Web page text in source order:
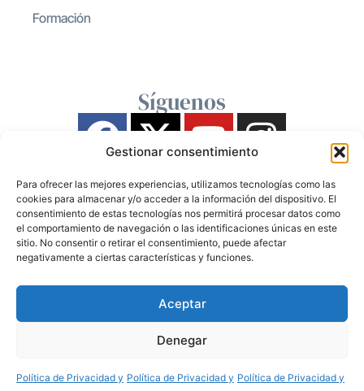
Gestionar consentimiento
Para ofrecer las mejores experiencias, utilizamos tecnologías como las
cookies para almacenar y/o acceder a la información del dispositivo. El
consentimiento de estas tecnologías nos permitirá procesar datos como
el comportamiento de navegación o las identificaciones únicas en este
sitio. No consentir o retirar el consentimiento, puede afectar
negativamente a ciertas características y funciones.
Aceptar
Denegar
Política de Privacidad y Política de Privacidad y Política de Privacidad y
Formación
Síguenos